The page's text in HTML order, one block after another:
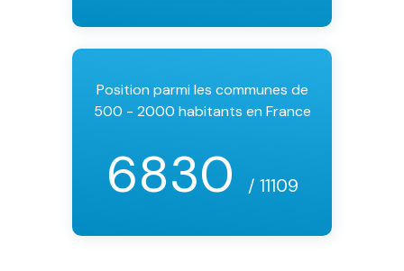
Position parmi les communes de
500 - 2000 habitants en France
6830 / 11109